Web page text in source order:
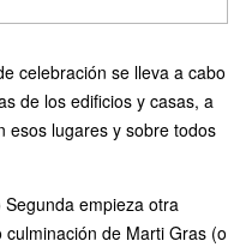
celebración se lleva a cabo
de los edificios y casas, a
esos lugares y sobre todos
empieza otra
de Marti Gras (o